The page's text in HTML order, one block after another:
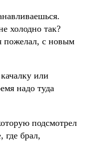
холодно так?
пожелал, с новым
или
надо туда
подсмотрел
где брал,